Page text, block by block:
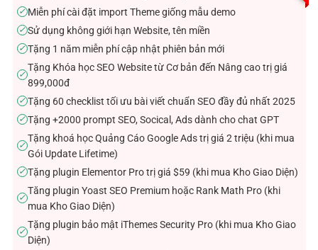
✓Miễn phí cài đặt import Theme giống mẫu demo
✓Sử dụng không giới hạn Website, tên miền
✓Tặng 1 năm miễn phí cập nhật phiên bản mới
✓
Tặng Khóa học SEO Website từ Cơ bản đến Nâng cao trị giá
899,000đ
✓Tặng 60 checklist tối ưu bài viết chuẩn SEO đầy đủ nhất 2025
✓Tặng +2000 prompt SEO, Socical, Ads dành cho chat GPT
✓
Tặng khoá học Quảng Cáo Google Ads trị giá 2 triệu (khi mua
Gói Update Lifetime)
✓Tặng plugin Elementor Pro trị giá $59 (khi mua Kho Giao Diện)
✓
Tăng plugin Yoast SEO Premium hoặc Rank Math Pro (khi
mua Kho Giao Diện)
✓
Tặng plugin bảo mật iThemes Security Pro (khi mua Kho Giao
Diện)